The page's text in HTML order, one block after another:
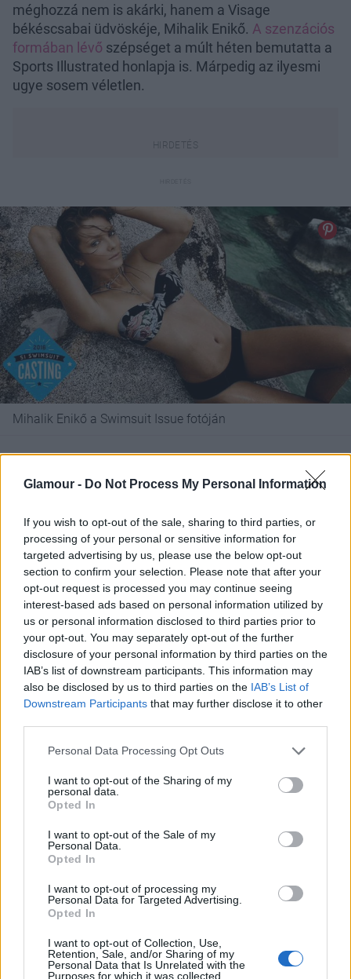
Glamour - Do Not Process My Personal Information
If you wish to opt-out of the sale, sharing to third parties, or
processing of your personal or sensitive information for
targeted advertising by us, please use the below opt-out
section to confirm your selection. Please note that after your
opt-out request is processed you may continue seeing
interest-based ads based on personal information utilized by
us or personal information disclosed to third parties prior to
your opt-out. You may separately opt-out of the further
disclosure of your personal information by third parties on the
IAB’s list of downstream participants. This information may
also be disclosed by us to third parties on the IAB’s List of
Downstream Participants that may further disclose it to other
Please note that this website/app uses one or more Google
not limited to your visit or usage behaviour. You may click to
grant or deny consent to Google and its third-party tags to
use your data for below specified purposes in below Google
consent section.
Personal Data Processing Opt Outs
I want to opt-out of the Sharing of my
personal data.
Opted In
I want to opt-out of the Sale of my
Personal Data.
Opted In
I want to opt-out of processing my
Personal Data for Targeted Advertising.
Opted In
I want to opt-out of Collection, Use,
Retention, Sale, and/or Sharing of my
Personal Data that Is Unrelated with the
Purposes for which it was collected.
méghozzá nem is akárki, hanem a Visage
békéscsabai üdvöskéje, Mihalik Enikő. A szenzációs
formában lévő szépséget a múlt héten bemutatta a
Sports Illustrated honlapja is. Márpedig az ilyesmi
ugye sosem véletlen.
Mihalik Enikő a Swimsuit Issue fotóján
pályafutásába, szerepelt már számos címlapon,
Secret kifutóján, és a legszexibb munkák közül a
bikinis katalóguson kívül szinte már mindent kipipált.
Itt lenne az ideje, hogy ezt is lehúzza a
bakancslistájáról.
Mihalik Enikő addig is folytatja elképesztő
szereplését. Most éppen a Numéro magazin japán
kiadásának októberi címlapján láthatjuk. Egyszerűen
hihetetlen ez a lány!